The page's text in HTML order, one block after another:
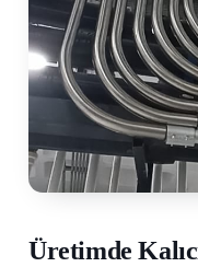
Üretimde